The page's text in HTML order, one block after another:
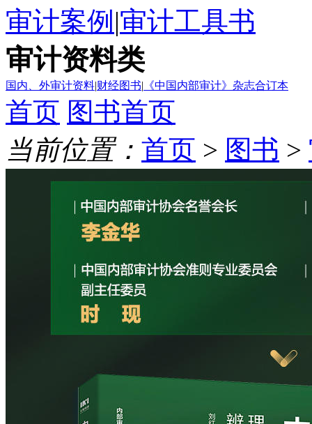
审计案例 |审计工具书
审计资料类
国内、外审计资料|财经图书| 《中国内部审计》杂志合订本
首页 图书首页
当前位置： 首页 > 图书 >